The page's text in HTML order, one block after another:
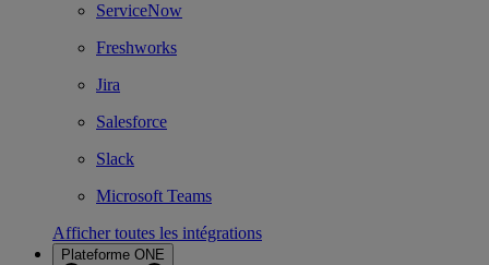
ServiceNow
Freshworks
Jira
Salesforce
Slack
Microsoft Teams
Afficher toutes les intégrations
Plateforme ONE